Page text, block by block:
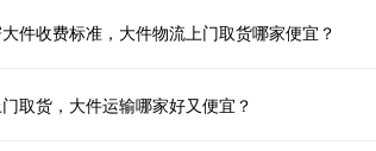
件收费标准，大件物流上门取货哪家便宜？
取货，大件运输哪家好又便宜？